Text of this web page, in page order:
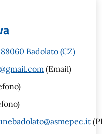
Badolato (CZ)
(Email)